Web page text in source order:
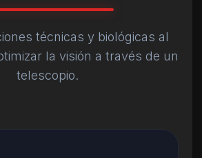
técnicas y biológicas al
la visión a través de un
telescopio.